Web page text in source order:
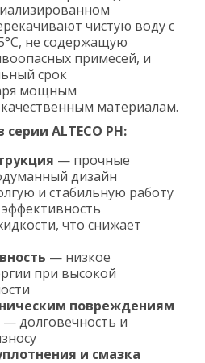
чистую воду с
не содержащую
примесей, и
срок
мощным
материалам.
ALTECO PH:
— прочные
дизайн
и стабильную работу
что снижает
— низкое
при высокой
повреждениям
— долговечность и
и смазка